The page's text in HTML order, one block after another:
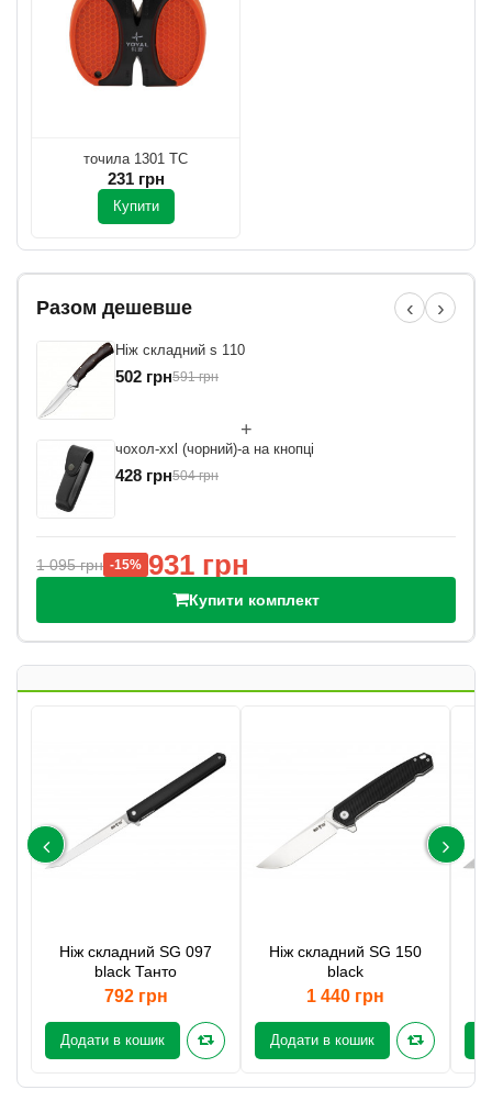
точила 1301 TC
231 грн
Купити
Разом дешевше ‹ ›
Ніж складний s 110
502 грн591 грн
+
чохол-xxl (чорний)-a на кнопці
428 грн504 грн
1 095 грн -15% 931 грн
Купити комплект
Ніж складний SG 097
black Танто
792 грн
Додати в кошик
Ніж складний SG 150
black
1 440 грн
Додати в кошик